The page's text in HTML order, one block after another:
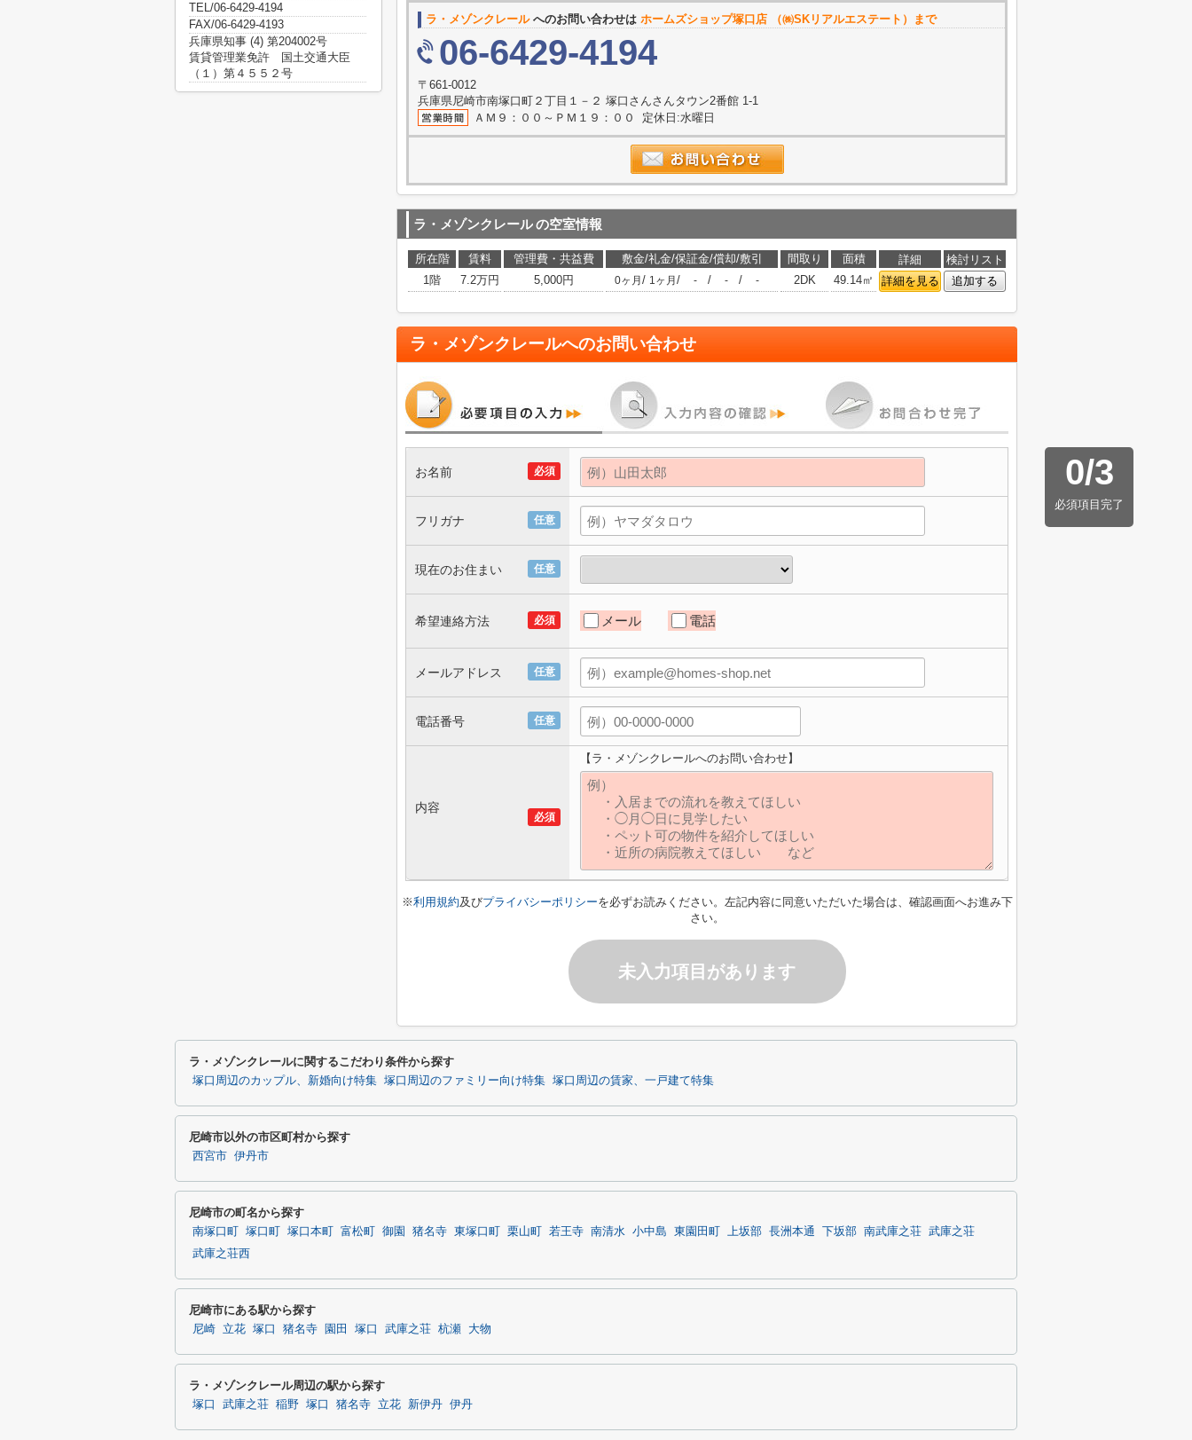
ラ・メゾンクレールへのお問い合わせは ホームズショップ塚口店 （㈱SKリアルエステート）まで
06-6429-4194
〒661-0012
兵庫県尼崎市南塚口町２丁目１－２ 塚口さんさんタウン2番館 1-1
ＡＭ９：００～ＰＭ１９：００ 定休日:水曜日
ラ・メゾンクレールの空室情報
所在階 賃料 管理費・共益費 敷金/礼金/保証金/償却/敷引 間取り 面積 詳細
検討リスト
1階
7.2万円 5,000円 0ヶ月 / 1ヶ月 / - / - / - 2DK 49.14㎡ 詳細を見る 追加する
ラ・メゾンクレールへのお問い合わせ
0/3
必須項目完了
必須
お名前
任意
フリガナ
任意
現在のお住まい
必須
希望連絡方法 メール 電話
任意
メールアドレス
任意
電話番号
必須
内容
【ラ・メゾンクレールへのお問い合わせ】
※利用規約及びプライバシーポリシーを必ずお読みください。左記内容に同意いただいた場合は、確認画面へお進み下
さい。
未入力項目があります
TEL/06-6429-4194
FAX/06-6429-4193
兵庫県知事 (4) 第204002号
賃貸管理業免許 国土交通大臣
（１）第４５５２号
ラ・メゾンクレールに関するこだわり条件から探す
塚口周辺のカップル、新婚向け特集 塚口周辺のファミリー向け特集 塚口周辺の賃家、一戸建て特集
尼崎市以外の市区町村から探す
西宮市 伊丹市
尼崎市の町名から探す
南塚口町 塚口町 塚口本町 富松町 御園 猪名寺 東塚口町 栗山町 若王寺 南清水 小中島 東園田町 上坂部 長洲本通 下坂部 南武庫之荘 武庫之荘
武庫之荘西
尼崎市にある駅から探す
尼崎 立花 塚口 猪名寺 園田 塚口 武庫之荘 杭瀬 大物
ラ・メゾンクレール周辺の駅から探す
塚口 武庫之荘 稲野 塚口 猪名寺 立花 新伊丹 伊丹